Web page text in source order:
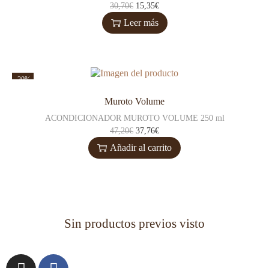
30,70€ 15,35€
Leer más
-20%
Muroto Volume
ACONDICIONADOR MUROTO VOLUME 250 ml
47,20€ 37,76€
Añadir al carrito
Sin productos previos visto